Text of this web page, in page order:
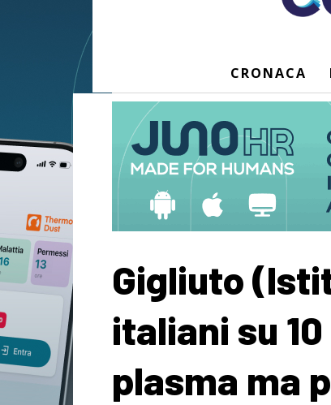
CRONACA
Gigliuto
italiani su
plasma ma